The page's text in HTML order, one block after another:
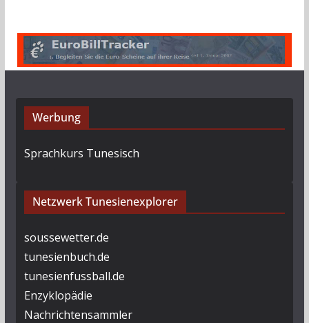
Werbung
Sprachkurs Tunesisch
Netzwerk Tunesienexplorer
soussewetter.de
tunesienbuch.de
tunesienfussball.de
Enzyklopädie
Nachrichtensammler